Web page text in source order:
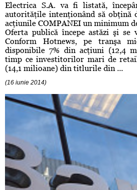
Electrica S.A. va fi listată,
autorităţile intenţionând să obţină
acţiunile COMPANEI un minimum
Oferta publică începe astăzi şi se
Conform Hotnews, pe tranşa
disponibile 7% din acţiuni (12,4
timp ce investitorilor mari de
(14,1 milioane) din titlurile din ...
(16 iunie 2014)